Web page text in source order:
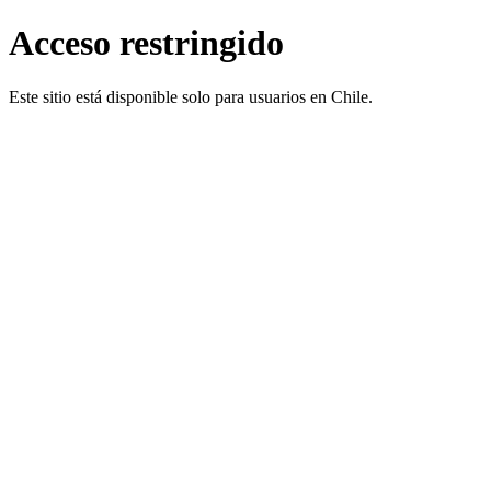
Acceso restringido
Este sitio está disponible solo para usuarios en Chile.